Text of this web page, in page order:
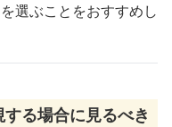
選ぶことをおすすめし
る場合に見るべき